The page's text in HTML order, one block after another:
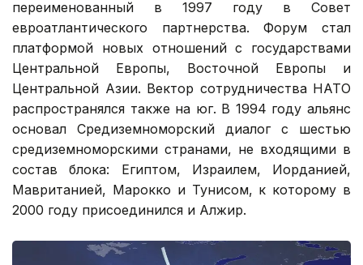
переименованный в 1997 году в Совет
евроатлантического партнерства. Форум стал
платформой новых отношений с государствами
Центральной Европы, Восточной Европы и
Центральной Азии. Вектор сотрудничества НАТО
распространялся также на юг. В 1994 году альянс
основал Средиземноморский диалог с шестью
средиземноморскими странами, не входящими в
состав блока: Египтом, Израилем, Иорданией,
Мавританией, Марокко и Тунисом, к которому в
2000 году присоединился и Алжир.